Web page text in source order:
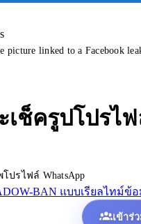
linked to a Facebook
ช็ครูปโปรไฟ
ปรไฟล์ WhatsApp
BAN แบบเรียลไทม์ข้อ
เข้าร่